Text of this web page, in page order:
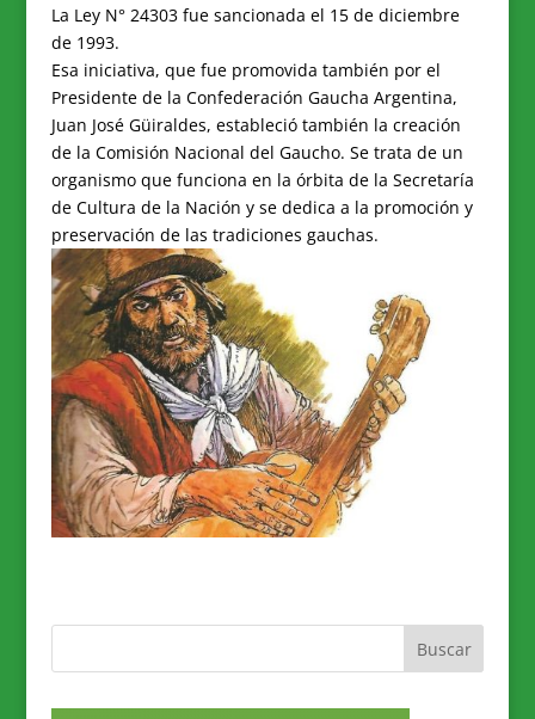
La Ley N° 24303 fue sancionada el 15 de diciembre
de 1993.
Esa iniciativa, que fue promovida también por el
Presidente de la Confederación Gaucha Argentina,
Juan José Güiraldes, estableció también la creación
de la Comisión Nacional del Gaucho. Se trata de un
organismo que funciona en la órbita de la Secretaría
de Cultura de la Nación y se dedica a la promoción y
preservación de las tradiciones gauchas.